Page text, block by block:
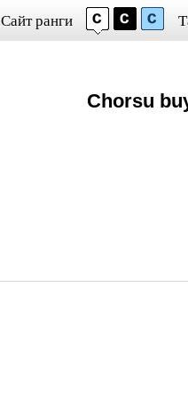
Сайт ранги
Chorsu